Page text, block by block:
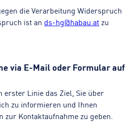
die Verarbeitung Widerspruch
ist an ds-hg@habau.at zu
via E-Mail oder Formular auf
erster Linie das Ziel, Sie über
zu informieren und Ihnen
zur Kontaktaufnahme zu geben.